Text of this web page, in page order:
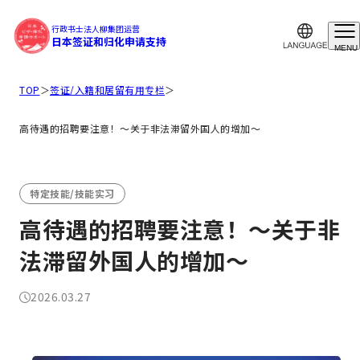
行政书士法人柳集团运营
日本签证和归化申请支持 MENU
TOP＞签证/入籍和居留有用专栏＞
高待遇的招聘要注意！～关于非法滞留外国人的增加～
特定技能/技能实习
高待遇的招聘要注意！～关于非
法滞留外国人的增加～
2026.03.27